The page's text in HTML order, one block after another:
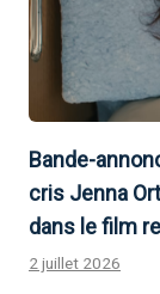
Bande-
cris Jenna
dans le film
2 juillet 2026